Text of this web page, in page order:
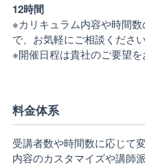
12時間
※カリキュラム内容や時間
で、お気軽にご相談ください
※開催日程は貴社のご要望を
料金体系
受講者数や時間数に応じて
内容のカスタマイズや講師